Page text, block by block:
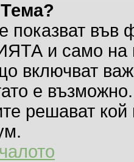
показват във
и само на
включват
е
решават